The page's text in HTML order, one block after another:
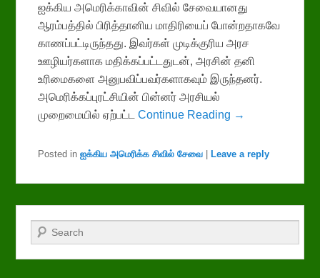
ஐக்கிய அமெரிக்காவின் சிவில் சேவையானது
ஆரம்பத்தில் பிரித்தானிய மாதிரியைப் போன்றதாகவே
காணப்பட்டிருந்தது. இவர்கள் முடிக்குரிய அரச
ஊழியர்களாக மதிக்கப்பட்டதுடன், அரசின் தனி
உரிமைகளை அனுபவிப்பவர்களாகவும் இருந்தனர்.
அமெரிக்கப்புரட்சியின் பின்னர் அரசியல்
முறைமையில் ஏற்பட்டContinue Reading →
Posted in ஐக்கிய அமெரிக்க சிவில் சேவை |Leave a reply
Search